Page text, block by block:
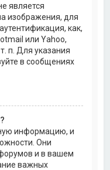
является
изображения, для
как,
или Yahoo,
п. Для указания
в сообщениях
информацию, и
Они
и в вашем
важных